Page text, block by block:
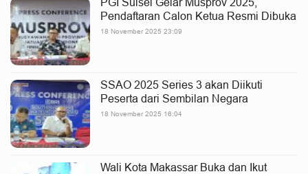
Pendaftaran Calon Ketua Resmi Dibuka
18 November 2025 23:09
SSAO 2025 Series 3 akan Diikuti
Peserta dari Sembilan Negara
18 November 2025 16:04
Wali Kota Makassar Buka dan Ikut